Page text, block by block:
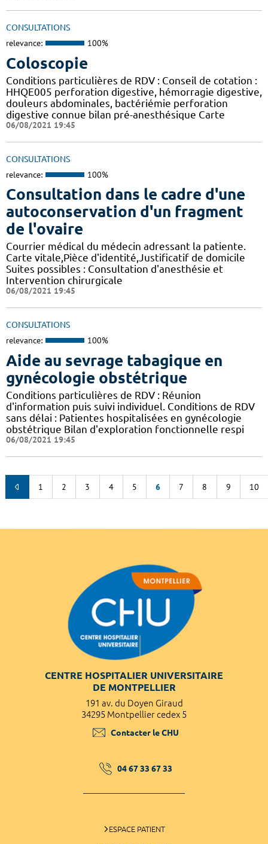
CONSULTATIONS
relevance: 100%
Coloscopie
Conditions particulières de RDV : Conseil de cotation :
HHQE005 perforation digestive, hémorragie digestive,
douleurs abdominales, bactériémie perforation
digestive connue bilan pré-anesthésique Carte
06/08/2021 19:45
CONSULTATIONS
relevance: 100%
Consultation dans le cadre d'une
autoconservation d'un fragment
de l'ovaire
Courrier médical du médecin adressant la patiente.
Carte vitale,Pièce d'identité,Justificatif de domicile
Suites possibles : Consultation d'anesthésie et
Intervention chirurgicale
06/08/2021 19:45
CONSULTATIONS
relevance: 100%
Aide au sevrage tabagique en
gynécologie obstétrique
Conditions particulières de RDV : Réunion
d'information puis suivi individuel. Conditions de RDV
sans délai : Patientes hospitalisées en gynécologie
obstétrique Bilan d'exploration fonctionnelle respi
06/08/2021 19:45
1 2 3 4 5 6 7 8 9 10
CENTRE HOSPITALIER UNIVERSITAIRE
DE MONTPELLIER
191 av. du Doyen Giraud
34295 Montpellier cedex 5
Contacter le CHU
04 67 33 67 33
ESPACE PATIENT